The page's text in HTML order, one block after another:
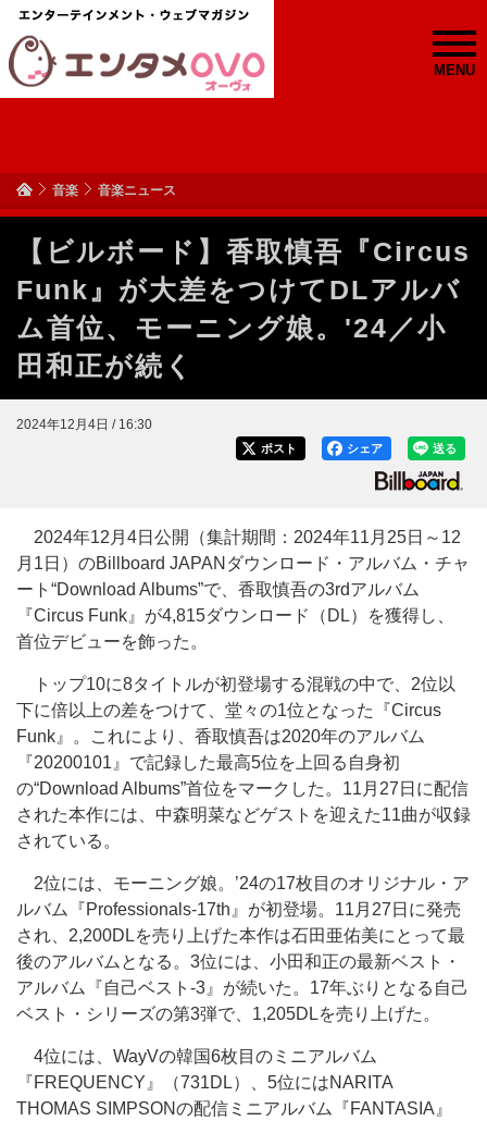
MENU
音楽 音楽ニュース
【ビルボード】香取慎吾『Circus
Funk』が大差をつけてDLアルバ
ム首位、モーニング娘。'24／小
田和正が続く
2024年12月4日 / 16:30
送る
シェア
ポスト
2024年12月4日公開（集計期間：2024年11月25日～12
月1日）のBillboard JAPANダウンロード・アルバム・チャ
ート“Download Albums”で、香取慎吾の3rdアルバム
『Circus Funk』が4,815ダウンロード（DL）を獲得し、
首位デビューを飾った。
トップ10に8タイトルが初登場する混戦の中で、2位以
下に倍以上の差をつけて、堂々の1位となった『Circus
Funk』。これにより、香取慎吾は2020年のアルバム
『20200101』で記録した最高5位を上回る自身初
の“Download Albums”首位をマークした。11月27日に配信
された本作には、中森明菜などゲストを迎えた11曲が収録
されている。
2位には、モーニング娘。’24の17枚目のオリジナル・ア
ルバム『Professionals-17th』が初登場。11月27日に発売
され、2,200DLを売り上げた本作は石田亜佑美にとって最
後のアルバムとなる。3位には、小田和正の最新ベスト・
アルバム『自己ベスト-3』が続いた。17年ぶりとなる自己
ベスト・シリーズの第3弾で、1,205DLを売り上げた。
4位には、WayVの韓国6枚目のミニアルバム
『FREQUENCY』（731DL）、5位にはNARITA
THOMAS SIMPSONの配信ミニアルバム『FANTASIA』